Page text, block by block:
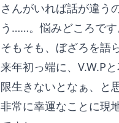
さんがいれば話が違う
う……。悩みどころです
そもそも、ぼざろを語
来年初っ端に、V.W.P
限生きないとなぁ、と
非常に幸運なことに現